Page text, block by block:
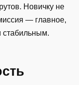
Новичку не
— главное,
стабильным.